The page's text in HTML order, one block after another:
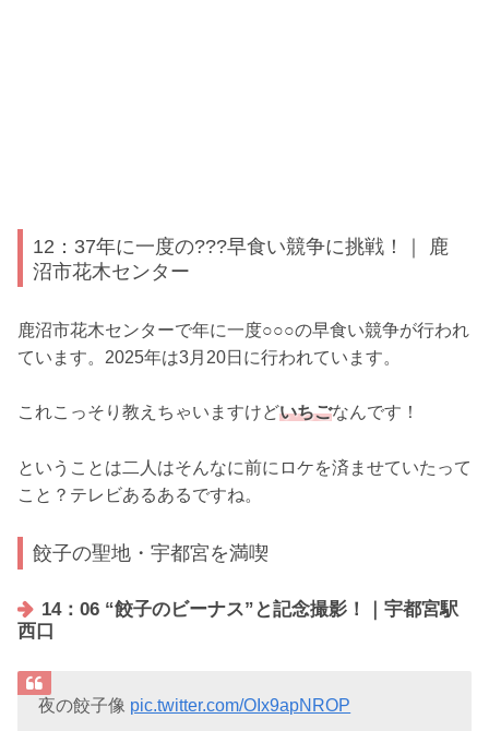
12：37年に一度の???早食い競争に挑戦！｜ 鹿
沼市花木センター
鹿沼市花木センターで年に一度○○○の早食い競争が行われ
ています。2025年は3月20日に行われています。
これこっそり教えちゃいますけどいちごなんです！
ということは二人はそんなに前にロケを済ませていたって
こと？テレビあるあるですね。
餃子の聖地・宇都宮を満喫
14：06 “餃子のビーナス”と記念撮影！｜宇都宮駅
西口
夜の餃子像 pic.twitter.com/OIx9apNROP